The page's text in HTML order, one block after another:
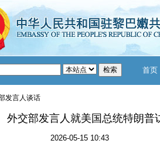
首页
发言人谈话
外交部发言人就美国总统特朗普
2026-05-15 10:43